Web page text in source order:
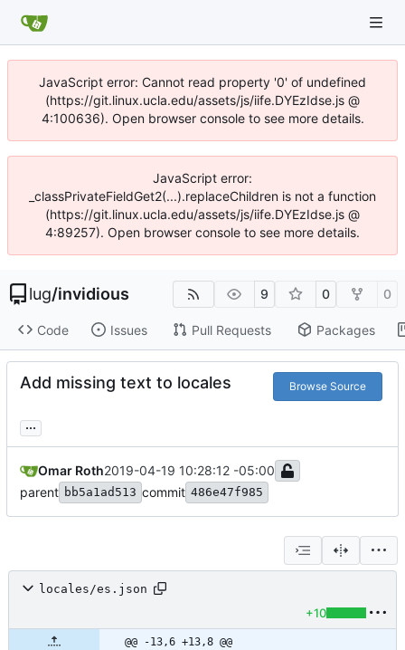
JavaScript error: Cannot read property '0' of undefined
(https://git.linux.ucla.edu/assets/js/iife.DYEzIdse.js @
4:100636). Open browser console to see more details.
JavaScript error:
_classPrivateFieldGet2(...).replaceChildren is not a function
(https://git.linux.ucla.edu/assets/js/iife.DYEzIdse.js @
4:89257). Open browser console to see more details.
lug/invidious 9 0 0
Code Issues Pull Requests Packages
Add missing text to locales Browse Source
...
Omar Roth2019-04-19 10:28:12 -05:00
parent bb5a1ad513 commit 486e47f985
locales/es.json
+10
@@ -13,6 +13,8 @@